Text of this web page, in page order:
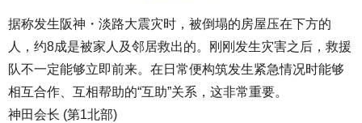
据称发生阪神・淡路大震灾时，被倒塌的房屋压在下方的
人，约8成是被家人及邻居救出的。刚刚发生灾害之后，救援
队不一定能够立即前来。在日常便构筑发生紧急情况时能够
相互合作、互相帮助的“互助”关系，这非常重要。
神田会长 (第1北部)